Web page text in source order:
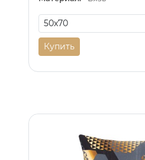
Купить